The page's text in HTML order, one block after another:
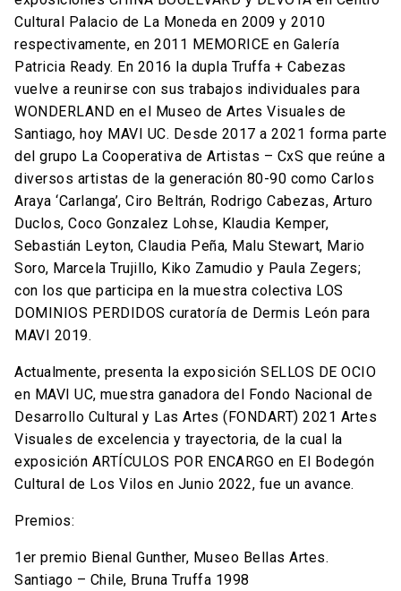
Cultural Palacio de La Moneda en 2009 y 2010
respectivamente, en 2011 MEMORICE en Galería
Patricia Ready. En 2016 la dupla Truffa + Cabezas
vuelve a reunirse con sus trabajos individuales para
WONDERLAND en el Museo de Artes Visuales de
Santiago, hoy MAVI UC. Desde 2017 a 2021 forma parte
del grupo La Cooperativa de Artistas – CxS que reúne a
diversos artistas de la generación 80-90 como Carlos
Araya ‘Carlanga’, Ciro Beltrán, Rodrigo Cabezas, Arturo
Duclos, Coco Gonzalez Lohse, Klaudia Kemper,
Sebastián Leyton, Claudia Peña, Malu Stewart, Mario
Soro, Marcela Trujillo, Kiko Zamudio y Paula Zegers;
con los que participa en la muestra colectiva LOS
DOMINIOS PERDIDOS curatoría de Dermis León para
MAVI 2019.
Actualmente, presenta la exposición SELLOS DE OCIO
en MAVI UC, muestra ganadora del Fondo Nacional de
Desarrollo Cultural y Las Artes (FONDART) 2021 Artes
Visuales de excelencia y trayectoria, de la cual la
exposición ARTÍCULOS POR ENCARGO en El Bodegón
Cultural de Los Vilos en Junio 2022, fue un avance.
Premios:
1er premio Bienal Gunther, Museo Bellas Artes.
Santiago – Chile, Bruna Truffa 1998